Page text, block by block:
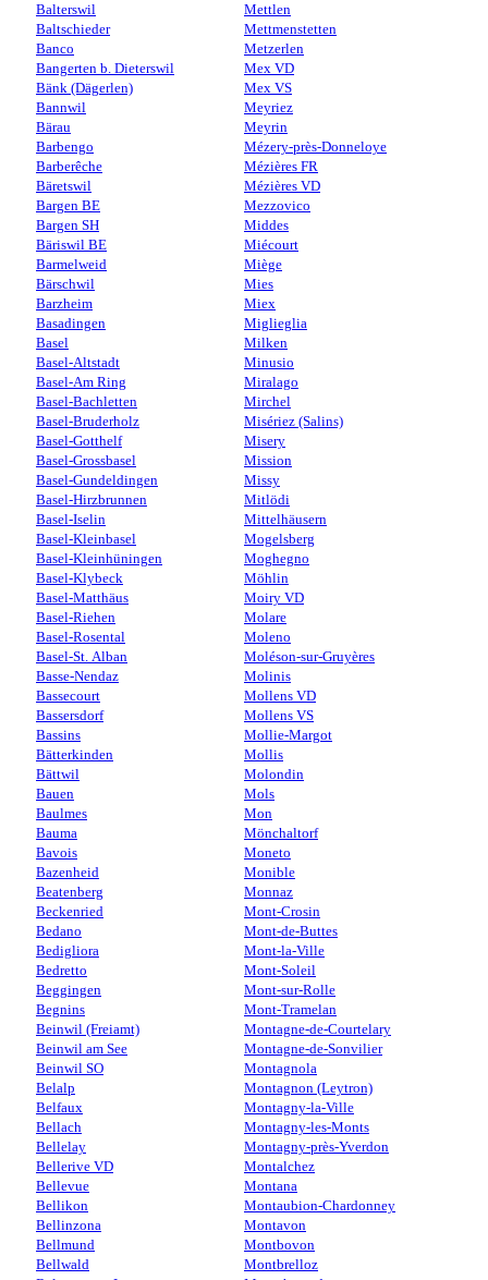
Balterswil
Baltschieder
Banco
Bangerten b. Dieterswil
Bänk (Dägerlen)
Bannwil
Bärau
Barbengo
Barberêche
Bäretswil
Bargen BE
Bargen SH
Bäriswil BE
Barmelweid
Bärschwil
Barzheim
Basadingen
Basel
Basel-Altstadt
Basel-Am Ring
Basel-Bachletten
Basel-Bruderholz
Basel-Gotthelf
Basel-Grossbasel
Basel-Gundeldingen
Basel-Hirzbrunnen
Basel-Iselin
Basel-Kleinbasel
Basel-Kleinhüningen
Basel-Klybeck
Basel-Matthäus
Basel-Riehen
Basel-Rosental
Basel-St. Alban
Basse-Nendaz
Bassecourt
Bassersdorf
Bassins
Bätterkinden
Bättwil
Bauen
Baulmes
Bauma
Bavois
Bazenheid
Beatenberg
Beckenried
Bedano
Bedigliora
Bedretto
Beggingen
Begnins
Beinwil (Freiamt)
Beinwil am See
Beinwil SO
Belalp
Belfaux
Bellach
Bellelay
Bellerive VD
Bellevue
Bellikon
Bellinzona
Bellmund
Bellwald
Mettlen
Mettmenstetten
Metzerlen
Mex VD
Mex VS
Meyriez
Meyrin
Mézery-près-Donneloye
Mézières FR
Mézières VD
Mezzovico
Middes
Miécourt
Miège
Mies
Miex
Miglieglia
Milken
Minusio
Miralago
Mirchel
Misériez (Salins)
Misery
Mission
Missy
Mitlödi
Mittelhäusern
Mogelsberg
Moghegno
Möhlin
Moiry VD
Molare
Moleno
Moléson-sur-Gruyères
Molinis
Mollens VD
Mollens VS
Mollie-Margot
Mollis
Molondin
Mols
Mon
Mönchaltorf
Moneto
Monible
Monnaz
Mont-Crosin
Mont-de-Buttes
Mont-la-Ville
Mont-Soleil
Mont-sur-Rolle
Mont-Tramelan
Montagne-de-Courtelary
Montagne-de-Sonvilier
Montagnola
Montagnon (Leytron)
Montagny-la-Ville
Montagny-les-Monts
Montagny-près-Yverdon
Montalchez
Montana
Montaubion-Chardonney
Montavon
Montbovon
Montbrelloz